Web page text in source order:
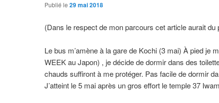
Publié le29 mai 2018
(Dans le respect de mon parcours cet article aurait
Le bus m’amène à la gare de Kochi (3 mai) À pied je
WEEK au Japon) , je décide de dormir dans des
chauds suffiront à me protéger. Pas facile de dormir
J’atteint le 5 mai après un gros effort le temple 37